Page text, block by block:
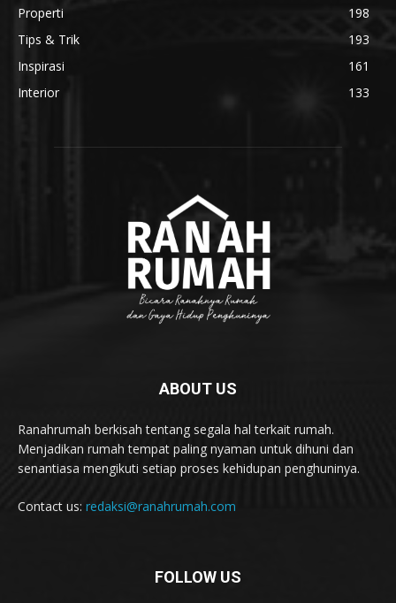
Properti
198
Tips & Trik
193
Inspirasi
161
Interior
133
ABOUT US
Ranahrumah berkisah tentang segala hal terkait rumah.
Menjadikan rumah tempat paling nyaman untuk dihuni dan
senantiasa mengikuti setiap proses kehidupan penghuninya.
Contact us: redaksi@ranahrumah.com
FOLLOW US